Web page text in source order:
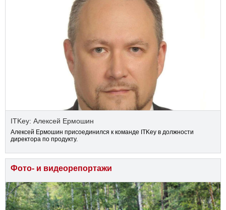
ITKey: Алексей Ермошин
Алексей Ермошин присоединился к команде ITKey в должности
директора по продукту.
Фото- и видеорепортажи